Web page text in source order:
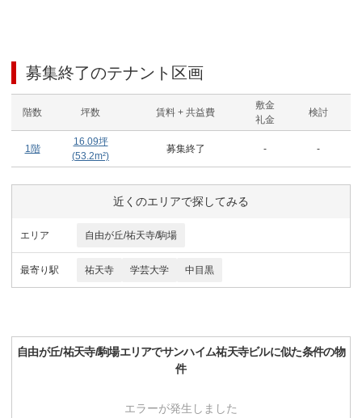
募集終了のテナント区画
階数 坪数 賃料 + 共益費
敷金
礼金
検討
1階
16.09坪
(53.2m²)
募集終了 - -
近くのエリアで探してみる
エリア 自由が丘/祐天寺/駒場
最寄り駅 祐天寺 学芸大学 中目黒
自由が丘/祐天寺/駒場エリアでサンハイム祐天寺ビルに似た条件の物
件
エラーが発生しました